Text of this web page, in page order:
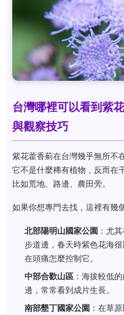
台灣哪裡可以看到紫
與觀察技巧
紫花藿香薊在台灣幾乎無所不
它不是什麼稀有植物，反而
比如荒地、路邊、農田旁。
如果你想專門去找，這裡有幾
北部陽明山國家公園 ：尤
步道邊，春天時紫色花海
在頭痛怎麼控制它。
中部合歡山區 ：海拔較低
邊，常常看到成片生長。
南部墾丁國家公園 ：在草